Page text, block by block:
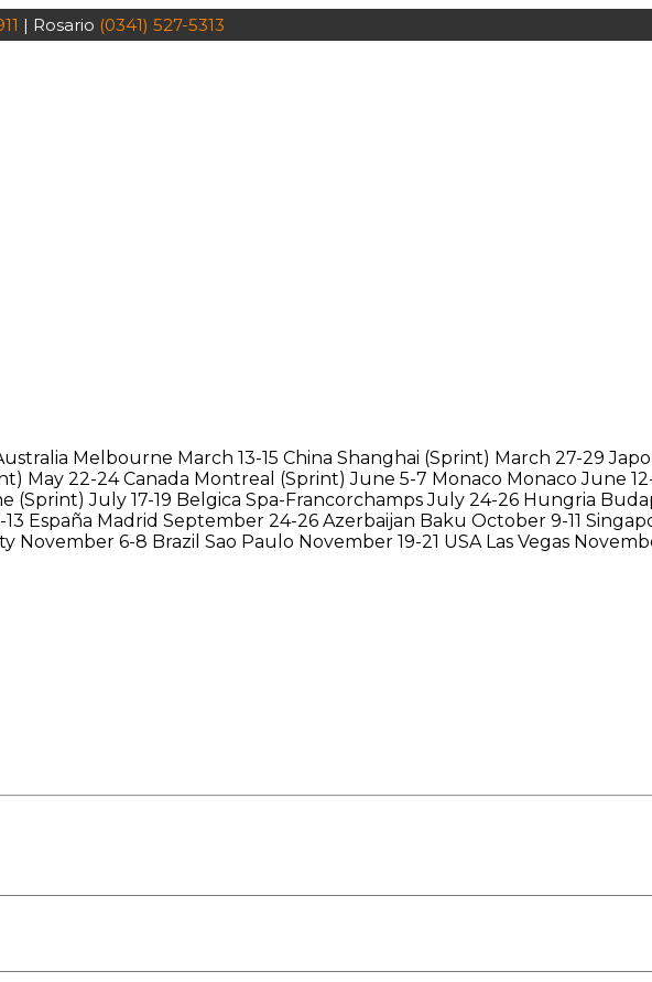
| Rosario (0341) 527-5313
Melbourne March 13-15 China Shanghai (Sprint) March 27-29
May 22-24 Canada Montreal (Sprint) June 5-7 Monaco Monaco June
(Sprint) July 17-19 Belgica Spa-Francorchamps July 24-26 Hungria
España Madrid September 24-26 Azerbaijan Baku October 9-11
November 6-8 Brazil Sao Paulo November 19-21 USA Las Vegas